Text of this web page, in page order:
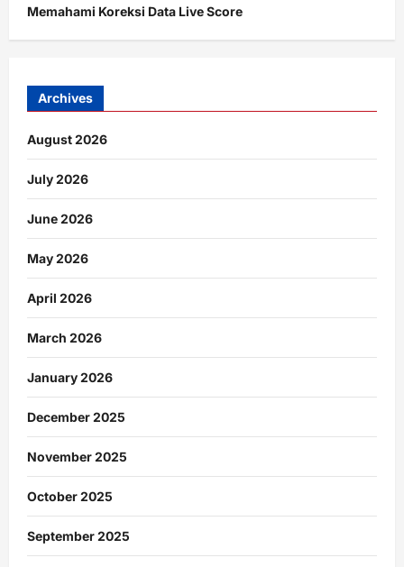
Memahami Koreksi Data Live Score
Archives
August 2026
July 2026
June 2026
May 2026
April 2026
March 2026
January 2026
December 2025
November 2025
October 2025
September 2025